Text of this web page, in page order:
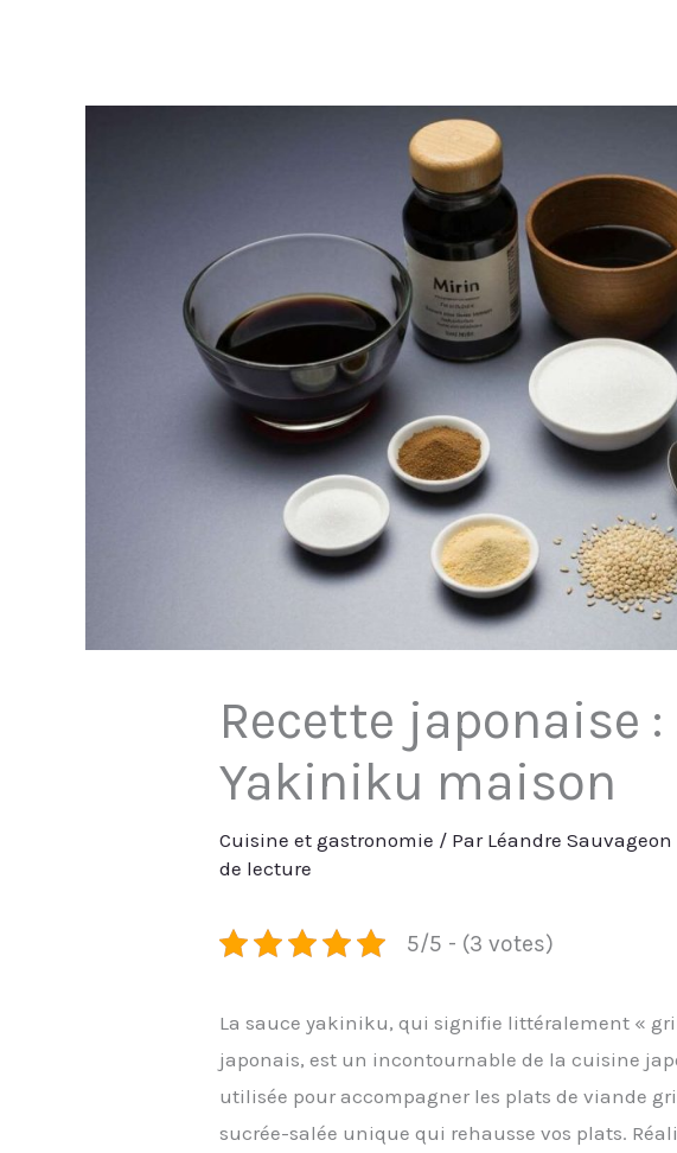
Recette japonaise
Yakiniku maison
Cuisine et gastronomie / Par Léandre Sauvageon
de lecture
5/5 - (3 votes)
La sauce yakiniku, qui signifie littéralement «
japonais, est un incontournable de la cuisine
utilisée pour accompagner les plats de viande
sucrée-salée unique qui rehausse vos plats.